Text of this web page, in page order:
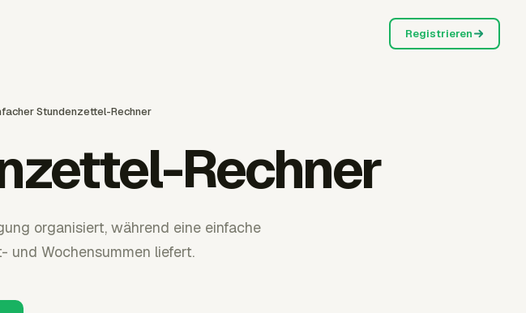
Registrieren
Stundenzettel-Rechner
Rechner
organisiert, während eine einfache
und Wochensummen liefert.